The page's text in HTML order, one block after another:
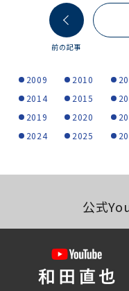
前の記事
2009 2010
2014
2015
2019
2020
2024
2025
公式